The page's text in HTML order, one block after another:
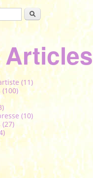
recherche
Rechercher
Articles
(11)
(100)
(10)